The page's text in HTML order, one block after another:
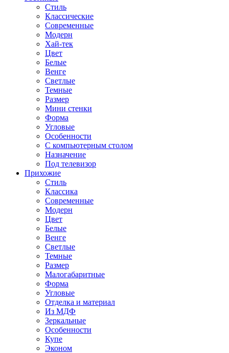
Стиль
Классические
Современные
Модерн
Хай-тек
Цвет
Белые
Венге
Светлые
Темные
Размер
Мини стенки
Форма
Угловые
Особенности
С компьютерным столом
Назначение
Под телевизор
Прихожие
Стиль
Классика
Современные
Модерн
Цвет
Белые
Венге
Светлые
Темные
Размер
Малогабаритные
Форма
Угловые
Отделка и материал
Из МДФ
Зеркальные
Особенности
Купе
Эконом